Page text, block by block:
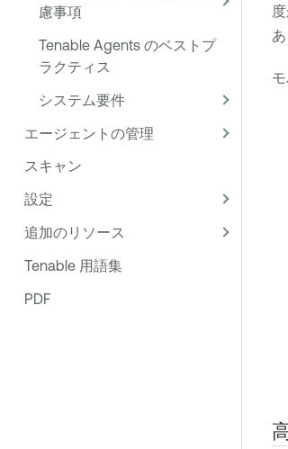
慮事項
Tenable Agents のベストプ
ラクティス
システム要件
エージェントの管理
スキャン
設定
追加のリソース
Tenable 用語集
PDF